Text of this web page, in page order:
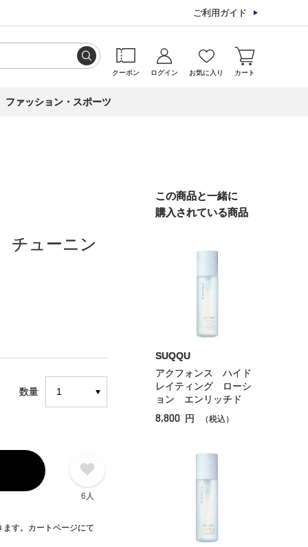
ご利用ガイド
クーポン ログイン お気に入り カート
ファッション・スポーツ
ューニン
数量
6人
す。カートページにて
この商品と一緒に
購入されている商品
SUQQU
アクフォンス ハイド
レイティング ローシ
ョン エンリッチド
8,800 円 （税込）